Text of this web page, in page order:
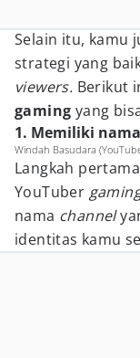
Selain itu, kamu
strategi yang
viewers. Berikut
gaming yang
1. Memiliki
Windah Basudara
Langkah
YouTuber
nama channel
identitas kamu